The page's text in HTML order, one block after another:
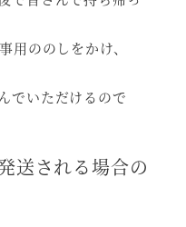
用ののしをかけ、
でいただけるので
送される場合の